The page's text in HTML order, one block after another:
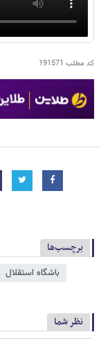
کد مطلب 191571
برچسب‌ها
باشگاه استقلال
نظر شما